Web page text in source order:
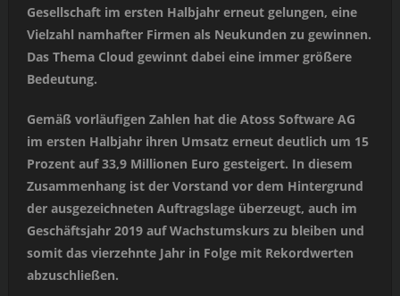
Gesellschaft im ersten Halbjahr erneut gelungen, eine
Vielzahl namhafter Firmen als Neukunden zu gewinnen.
Das Thema Cloud gewinnt dabei eine immer größere
Bedeutung.
Gemäß vorläufigen Zahlen hat die Atoss Software AG
im ersten Halbjahr ihren Umsatz erneut deutlich um 15
Prozent auf 33,9 Millionen Euro gesteigert. In diesem
Zusammenhang ist der Vorstand vor dem Hintergrund
der ausgezeichneten Auftragslage überzeugt, auch im
Geschäftsjahr 2019 auf Wachstumskurs zu bleiben und
somit das vierzehnte Jahr in Folge mit Rekordwerten
abzuschließen.